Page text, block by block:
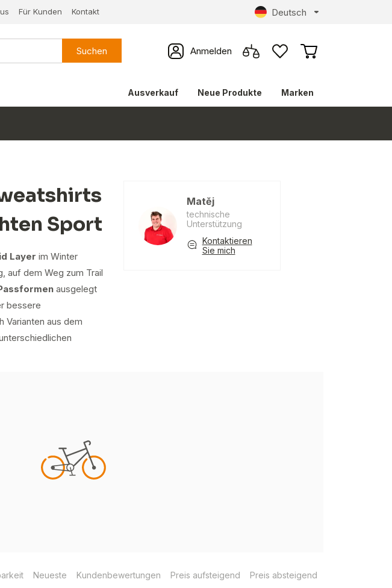
Für Kunden Kontakt Deutsch
Suchen Anmelden
Ausverkauf Neue Produkte Marken
Sport
Layer im Winter
auf dem Weg zum Trail
ausgelegt
bessere
Varianten aus dem
Matěj
technische
Unterstützung
Kontaktieren
Sie mich
Neueste Kundenbewertungen Preis aufsteigend Preis absteigend